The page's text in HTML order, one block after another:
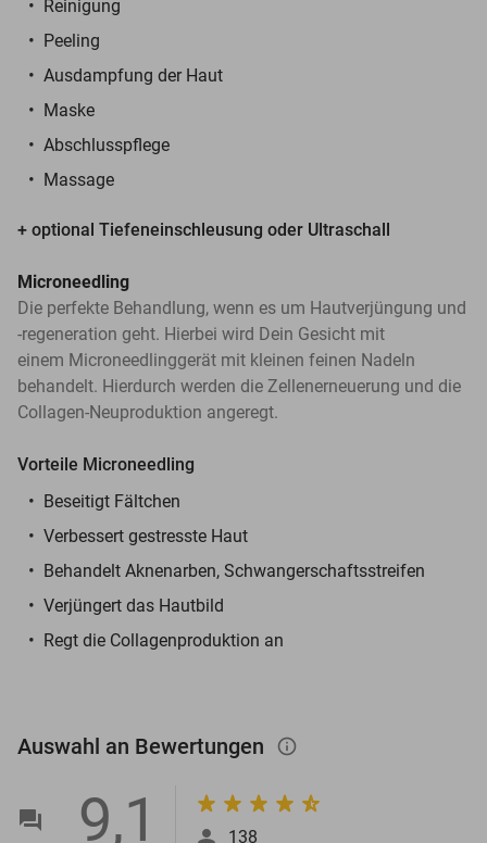
Reinigung
Peeling
Ausdampfung der Haut
Maske
Abschlusspflege
Massage
+ optional Tiefeneinschleusung oder Ultraschall
Microneedling
Die perfekte Behandlung, wenn es um Hautverjüngung und
-regeneration geht. Hierbei wird Dein Gesicht mit
einem Microneedlinggerät mit kleinen feinen Nadeln
behandelt. Hierdurch werden die Zellenerneuerung und die
Collagen-Neuproduktion angeregt.
Vorteile Microneedling
Beseitigt Fältchen
Verbessert gestresste Haut
Behandelt Aknenarben, Schwangerschaftsstreifen
Verjüngert das Hautbild
Regt die Collagenproduktion an
Auswahl an Bewertungen info_outlined
9,1 138